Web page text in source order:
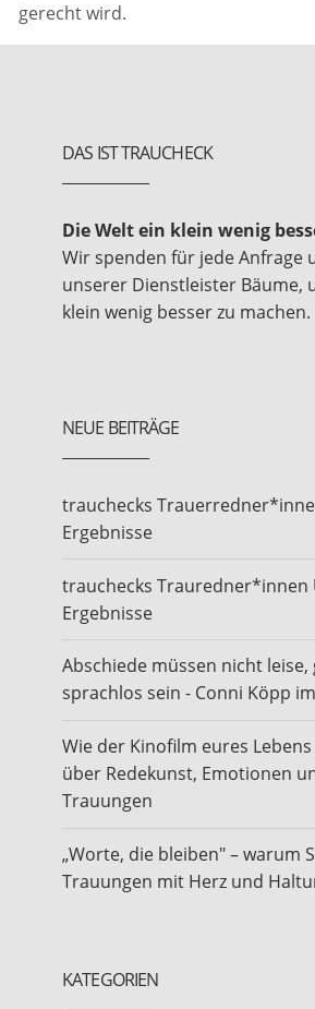
gerecht wird.
DAS IST TRAUCHECK
Die Welt ein klein wenig
Wir spenden für jede Anfrage
unserer Dienstleister Bäume,
klein wenig besser zu machen.
NEUE BEITRÄGE
trauchecks
Ergebnisse
trauchecks Trauredner*innen
Ergebnisse
Abschiede müssen nicht leise,
sprachlos sein - Conni Köpp
Wie der Kinofilm eures Lebens
über Redekunst, Emotionen
Trauungen
„Worte, die bleiben" – warum
Trauungen mit Herz und
KATEGORIEN